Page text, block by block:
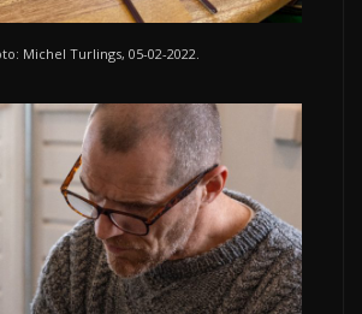
Michel Turlings, 05-02-2022.